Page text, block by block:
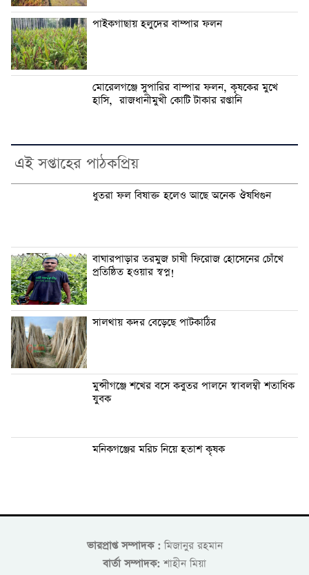
পাইকগাছায় হলুদের বাম্পার ফলন
মোরেলগঞ্জে সুপারির বাম্পার ফলন, কৃষকের মুখে
হাসি, রাজধানীমুখী কোটি টাকার রপ্তানি
এই সপ্তাহের পাঠকপ্রিয়
ধুতরা ফল বিষাক্ত হলেও আছে অনেক ঔষধিগুন
বাঘারপাড়ার তরমুজ চাষী ফিরোজ হোসেনের চোঁখে
প্রতিষ্ঠিত হওয়ার স্বপ্ন!
সালথায় কদর বেড়েছে পাটকাঠির
মুন্সীগঞ্জে শখের বসে কবুতর পালনে স্বাবলম্বী শতাধিক
যুবক
মনিকগঞ্জের মরিচ নিয়ে হতাশ কৃষক
ভারপ্রাপ্ত সম্পাদক :মিজানুর রহমান
বার্তা সম্পাদক: শাহীন মিয়া